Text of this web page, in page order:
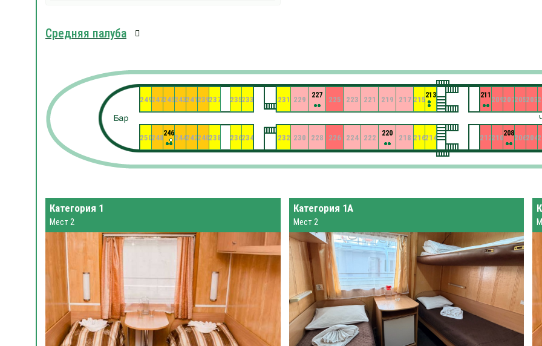
Средняя палуба
203
204
205
206
207
208
209
210
211
212
213
214
215
216
217
218
219
220
221
222
223
224
225
226
227
228
229
230
231
232
233
234
235
236
237
238
239
240
241
242
243
244
245
246
247
248
249
250
Категория 1
Мест 2
Категория 1А
Мест 2